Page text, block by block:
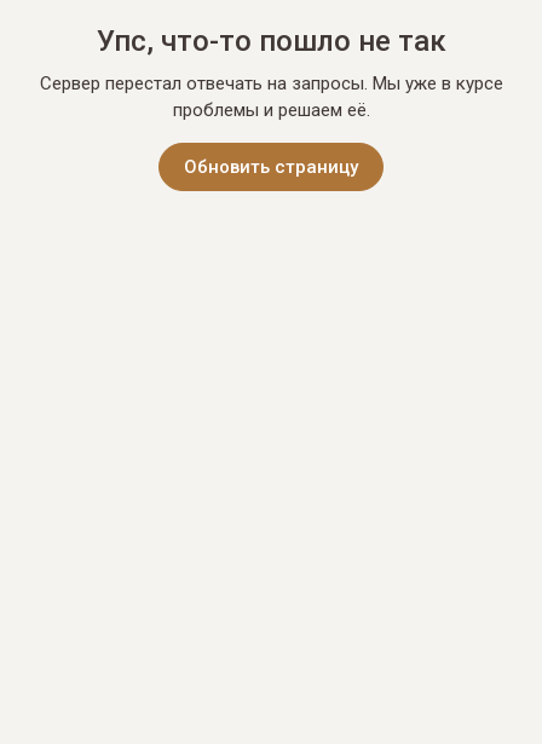
Упс, что-то пошло не так
Сервер перестал отвечать на запросы. Мы уже в курсе
проблемы и решаем её.
Обновить страницу